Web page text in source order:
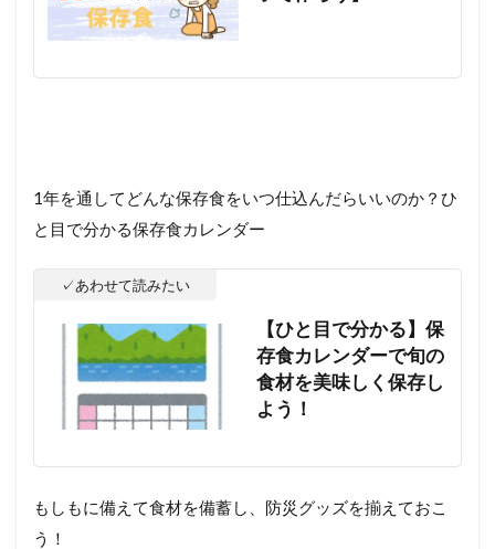
1年を通してどんな保存食をいつ仕込んだらいいのか？ひ
と目で分かる保存食カレンダー
✓あわせて読みたい
【ひと目で分かる】保
存食カレンダーで旬の
食材を美味しく保存し
よう！
もしもに備えて食材を備蓄し、防災グッズを揃えておこ
う！